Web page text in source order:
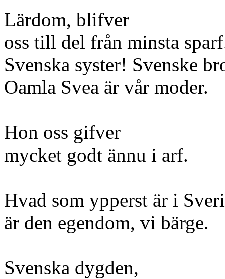
Lärdom, blifver
oss till del från minsta
Svenska syster! Svenske
Oamla Svea är vår moder.
Hon oss gifver
mycket godt ännu i arf.
Hvad som ypperst är i
är den egendom, vi bärge.
Svenska dygden,